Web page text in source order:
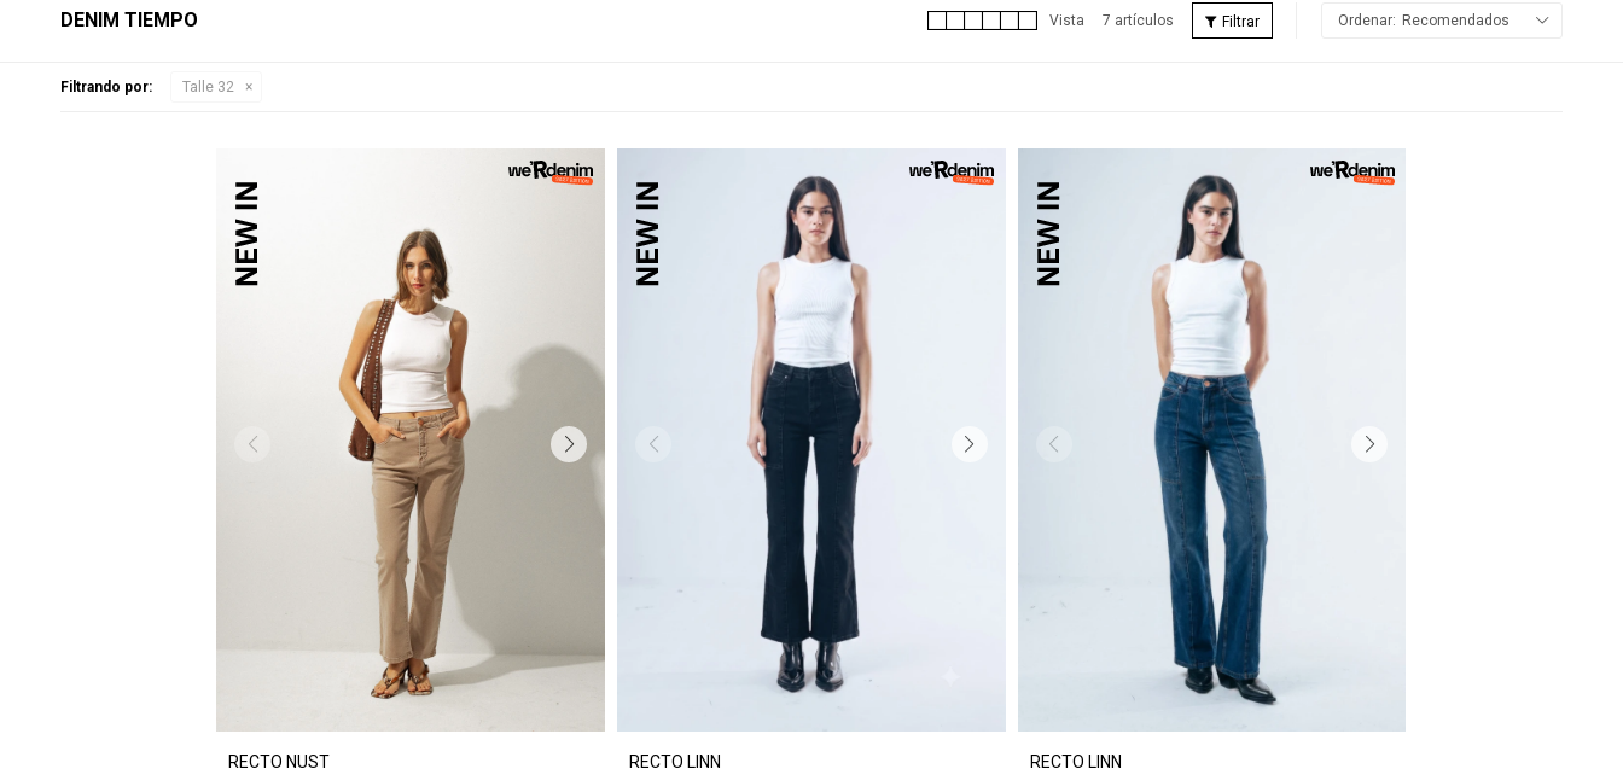
DENIM TIEMPO 7 artículos Recomendados
Filtrando por: Talle 32
RECTO NUST
RECTO LINN
RECTO LINN